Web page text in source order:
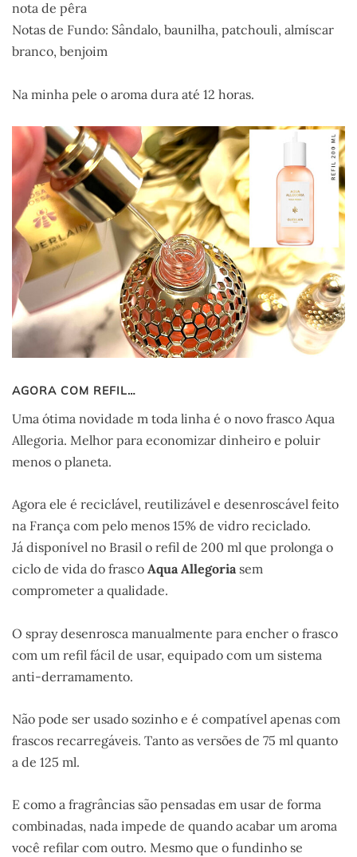
nota de pêra
Notas de Fundo: Sândalo, baunilha, patchouli, almíscar
branco, benjoim
Na minha pele o aroma dura até 12 horas.
AGORA COM REFIL…
Uma ótima novidade m toda linha é o novo frasco Aqua
Allegoria. Melhor para economizar dinheiro e poluir
menos o planeta.
Agora ele é reciclável, reutilizável e desenroscável feito
na França com pelo menos 15% de vidro reciclado.
Já disponível no Brasil o refil de 200 ml que prolonga o
ciclo de vida do frasco Aqua Allegoriasem
comprometer a qualidade.
O spray desenrosca manualmente para encher o frasco
com um refil fácil de usar, equipado com um sistema
anti-derramamento.
Não pode ser usado sozinho e é compatível apenas com
frascos recarregáveis. Tanto as versões de 75 ml quanto
a de 125 ml.
E como a fragrâncias são pensadas em usar de forma
combinadas, nada impede de quando acabar um aroma
você refilar com outro. Mesmo que o fundinho se